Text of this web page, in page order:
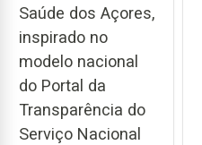
Saúde dos Açores,
inspirado no
modelo nacional
do Portal da
Transparência do
Serviço Nacional